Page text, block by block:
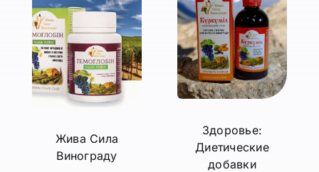
Жива Сила
Винограду
Здоровье:
Диетические
добавки